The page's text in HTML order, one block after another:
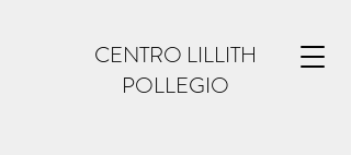
CENTRO LILLITH
POLLEGIO